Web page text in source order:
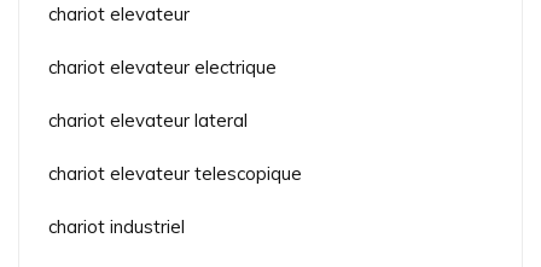
chariot elevateur
chariot elevateur electrique
chariot elevateur lateral
chariot elevateur telescopique
chariot industriel